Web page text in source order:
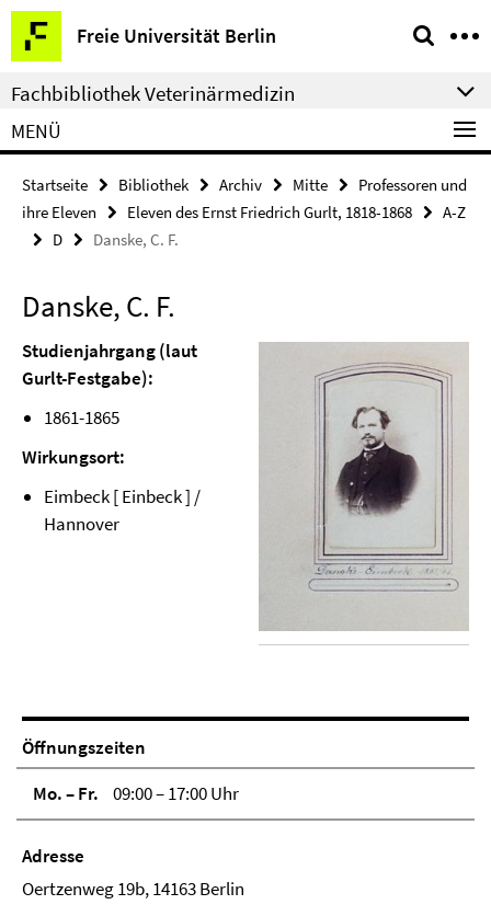
Springe
direkt
zu
Inhalt
Freie Universität Berlin
Service-
Navigation
Fachbibliothek Veterinärmedizin
MENÜ
Startseite Bibliothek Archiv Mitte
Professoren und
ihre Eleven
Eleven des Ernst Friedrich Gurlt, 1818-1868
A-Z
D
Danske, C. F.
Danske, C. F.
Studienjahrgang (laut
Gurlt-Festgabe):
1861-1865
Wirkungsort:
Eimbeck [ Einbeck ] /
Hannover
Öffnungszeiten
Mo. – Fr.
09:00 – 17:00 Uhr
Adresse
Oertzenweg 19b, 14163 Berlin